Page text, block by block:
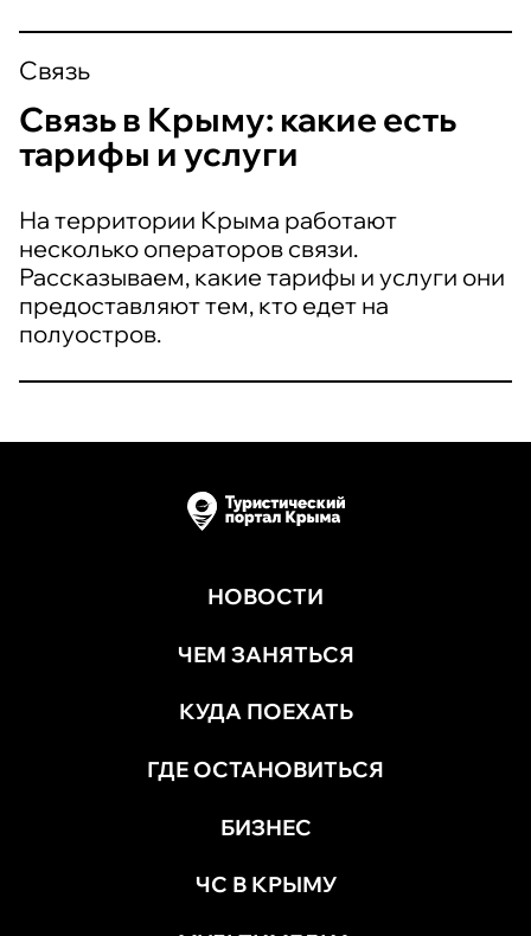
Cвязь
Связь в Крыму: какие есть
тарифы и услуги
На территории Крыма работают
несколько операторов связи.
Рассказываем, какие тарифы и услуги они
предоставляют тем, кто едет на
полуостров.
НОВОСТИ
ЧЕМ ЗАНЯТЬСЯ
КУДА ПОЕХАТЬ
ГДЕ ОСТАНОВИТЬСЯ
БИЗНЕС
ЧС В КРЫМУ